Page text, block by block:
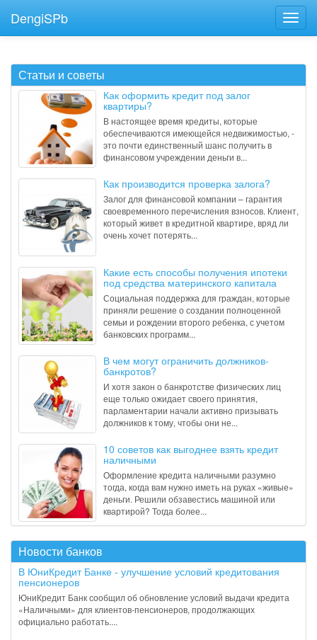
DengiSPb
Статьи и советы
Как оформить кредит под залог
квартиры?
В настоящее время кредиты, которые
обеспечиваются имеющейся недвижимостью, -
это почти единственный шанс получить в
финансовом учреждении деньги в...
Как производится проверка залога?
Залог для финансовой компании – гарантия
своевременного перечисления взносов. Клиент,
который живет в кредитной квартире, вряд ли
очень хочет потерять...
Какие есть способы получения ипотеки
под средства материнского капитала
Социальная поддержка для граждан, которые
приняли решение о создании полноценной
семьи и рождении второго ребенка, с учетом
банковских программ...
В чем могут ограничить должников-
банкротов?
И хотя закон о банкротстве физических лиц
еще только ожидает своего принятия,
парламентарии начали активно призывать
должников к тому, чтобы они не...
10 советов как выгоднее взять кредит
наличными
Оформление кредита наличными разумно
тогда, когда вам нужно иметь на руках «живые»
деньги. Решили обзавестись машиной или
квартирой? Тогда более...
Новости банков
В ЮниКредит Банке - улучшение условий кредитования
пенсионеров
ЮниКредит Банк сообщил об обновление условий выдачи кредита
«Наличными» для клиентов-пенсионеров, продолжающих
официально работать....